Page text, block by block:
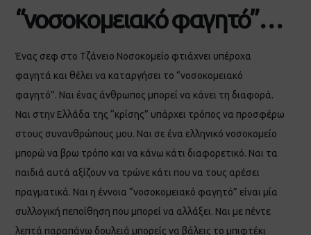
“νοσοκομειακό φαγητό”…
Ένας σεφ στο Τζάνειο Νοσοκομείο φτιάχνει υπέροχα
φαγητά και θέλει να καταργήσει το “νοσοκομειακό
φαγητό”. Ναι ένας άνθρωπος μπορεί να κάνει τη διαφορά.
Ναι στην Ελλάδα της “κρίσης” υπάρχει τρόπος να προσφέρω
στους συνανθρώπους μου. Ναι σε ένα ελληνικό νοσοκομείο
μπορώ να βρω τρόπο και να κάνω κάτι διαφορετικό. Ναι τα
παιδιά αυτά αξίζουν να τρώνε κάτι που να τους αρέσει
πραγματικά. Ναι η έννοια “νοσοκομειακό φαγητό” είναι μία
συλλογική πεποίθηση που μπορεί να αλλάξει. Ναι με πέντε
λεπτά παραπάνω δουλειά μπορείς να βάλεις το μπιφτέκι